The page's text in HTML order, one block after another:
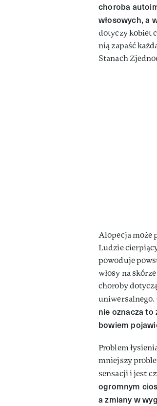
choroba
włosowych, a
dotyczy kobiet
nią zapaść
Stanach
Alopecja może
Ludzie
powoduje
włosy na
choroby
uniwersalnego.
nie oznacza to
bowiem
Problem
mniejszy
sensacji i jest
ogromnym
a zmiany w